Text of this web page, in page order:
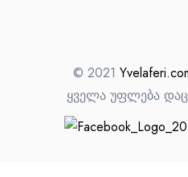
© 2021
ყველა უფლება